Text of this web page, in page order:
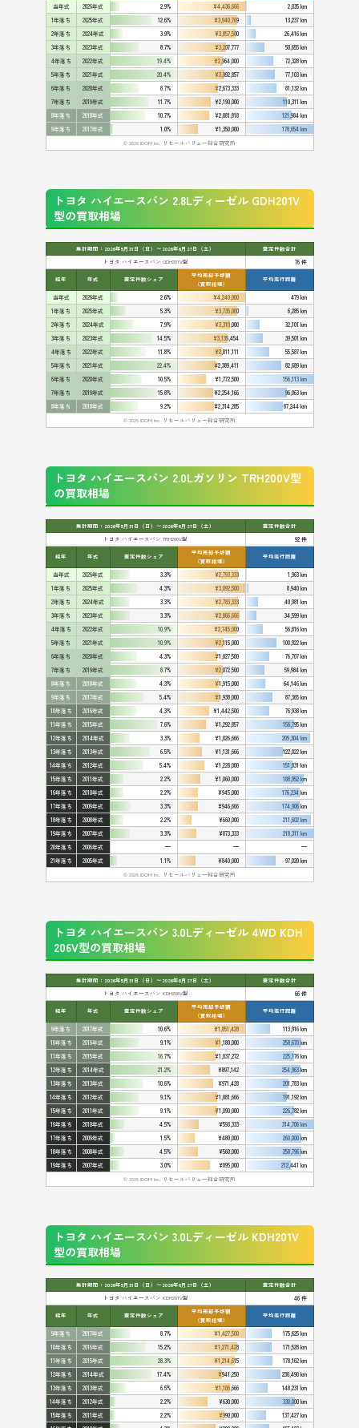
当年式 2026年式 2.9% ¥4,436,666
2,035 km
1年落ち
2025年式 12.6% ¥3,940,769
13,237 km
2年落ち
2024年式 3.9% ¥3,857,500
26,416 km
3年落ち
2023年式 8.7% ¥3,207,777
50,655 km
4年落ち
2022年式 19.4% ¥2,964,000
72,328 km
5年落ち
2021年式 20.4% ¥3,092,857
77,103 km
6年落ち
2020年式 8.7% ¥2,673,333
81,132 km
7年落ち
2019年式 11.7% ¥2,190,000
110,311 km
8年落ち
2018年式 10.7% ¥2,081,818
121,984 km
9年落ち
2017年式 1.0% ¥1,350,000
178,654 km
© 2026 IDOM Inc. リセールバリュー総合研究所
トヨタ ハイエースバン 2.8Lディーゼル GDH201V
型の買取相場
集計期間：2026年5月31日（日）〜2026年6月27日（土）
査定件数合計
トヨタ ハイエースバン GDH201V型
76 件
経年 年式 査定件数シェア
平均売却予想額
（買取相場）
平均走行距離
当年式 2026年式 2.6% ¥4,240,000
479 km
1年落ち
2025年式 5.3% ¥3,735,000
6,285 km
2年落ち
2024年式 7.9% ¥3,310,000
32,101 km
3年落ち
2023年式 14.5% ¥3,135,454
39,501 km
4年落ち
2022年式 11.8% ¥2,811,111
55,587 km
5年落ち
2021年式 22.4% ¥2,389,411
82,689 km
6年落ち
2020年式 10.5% ¥1,772,500
156,113 km
7年落ち
2019年式 15.8% ¥2,254,166
96,063 km
8年落ち
2018年式 9.2% ¥2,314,285
87,244 km
© 2026 IDOM Inc. リセールバリュー総合研究所
トヨタ ハイエースバン 2.0Lガソリン TRH200V型
の買取相場
集計期間：2026年5月31日（日）〜2026年6月27日（土）
査定件数合計
トヨタ ハイエースバン TRH200V型
92 件
経年 年式 査定件数シェア
平均売却予想額
（買取相場）
平均走行距離
当年式 2026年式 3.3% ¥2,793,333
1,963 km
1年落ち
2025年式 4.3% ¥3,092,500
8,940 km
2年落ち
2024年式 3.3% ¥2,783,333
40,981 km
3年落ち
2023年式 3.3% ¥2,866,666
34,599 km
4年落ち
2022年式 10.9% ¥2,745,000
56,816 km
5年落ち
2021年式 10.9% ¥2,115,000
100,922 km
6年落ち
2020年式 4.3% ¥1,827,500
76,707 km
7年落ち
2019年式 8.7% ¥2,072,500
59,984 km
8年落ち
2018年式 4.3% ¥1,915,000
64,146 km
9年落ち
2017年式 5.4% ¥1,938,000
87,365 km
10年落ち
2016年式 4.3% ¥1,442,500
76,938 km
11年落ち
2015年式 7.6% ¥1,292,857
156,795 km
12年落ち
2014年式 3.3% ¥1,026,666
209,304 km
13年落ち
2013年式 6.5% ¥1,131,666
122,022 km
14年落ち
2012年式 5.4% ¥1,228,000
151,831 km
15年落ち
2011年式 2.2% ¥1,060,000
188,952 km
16年落ち
2010年式 2.2% ¥945,000
176,234 km
17年落ち
2009年式 3.3% ¥946,666
174,906 km
18年落ち
2008年式 2.2% ¥660,000
211,602 km
19年落ち
2007年式 3.3% ¥873,333
218,311 km
20年落ち
2006年式 — —
—
21年落ち
2005年式 1.1% ¥840,000
97,020 km
© 2026 IDOM Inc. リセールバリュー総合研究所
トヨタ ハイエースバン 3.0Lディーゼル 4WD KDH
206V型の買取相場
集計期間：2026年5月31日（日）〜2026年6月27日（土）
査定件数合計
トヨタ ハイエースバン KDH206V型
66 件
経年 年式 査定件数シェア
平均売却予想額
（買取相場）
平均走行距離
9年落ち 2017年式 10.6% ¥1,851,428
113,916 km
10年落ち
2016年式 9.1% ¥1,180,000
258,670 km
11年落ち
2015年式 16.7% ¥1,037,272
225,176 km
12年落ち
2014年式 21.2% ¥897,142
254,963 km
13年落ち
2013年式 10.6% ¥971,428
201,783 km
14年落ち
2012年式 9.1% ¥1,081,666
191,192 km
15年落ち
2011年式 9.1% ¥1,090,000
226,782 km
16年落ち
2010年式 4.5% ¥593,333
314,706 km
17年落ち
2009年式 1.5% ¥480,000
260,000 km
18年落ち
2008年式 4.5% ¥560,000
258,796 km
19年落ち
2007年式 3.0% ¥895,000
212,441 km
© 2026 IDOM Inc. リセールバリュー総合研究所
トヨタ ハイエースバン 3.0Lディーゼル KDH201V
型の買取相場
集計期間：2026年5月31日（日）〜2026年6月27日（土）
査定件数合計
トヨタ ハイエースバン KDH201V型
46 件
経年 年式 査定件数シェア
平均売却予想額
（買取相場）
平均走行距離
9年落ち 2017年式 8.7% ¥1,427,500
175,625 km
10年落ち
2016年式 15.2% ¥1,271,428
171,528 km
11年落ち
2015年式 28.3% ¥1,214,615
178,162 km
12年落ち
2014年式 17.4% ¥941,250
230,490 km
13年落ち
2013年式 6.5% ¥1,106,666
148,231 km
14年落ち
2012年式 2.2% ¥630,000
330,000 km
15年落ち
2011年式 2.2% ¥990,000
137,427 km